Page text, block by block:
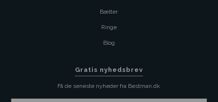
Bælter
Ringe
Blog
Gratis nyhedsbrev
Få de seneste nyheder fra Bestman.dk